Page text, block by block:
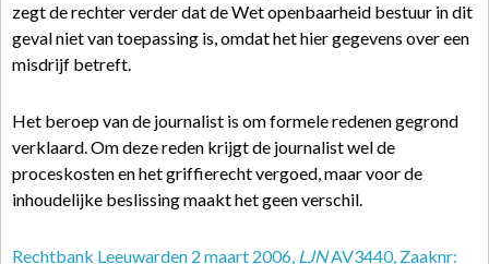
zegt de rechter verder dat de Wet openbaarheid bestuur in dit
geval niet van toepassing is, omdat het hier gegevens over een
misdrijf betreft.
Het beroep van de journalist is om formele redenen gegrond
verklaard. Om deze reden krijgt de journalist wel de
proceskosten en het griffierecht vergoed, maar voor de
inhoudelijke beslissing maakt het geen verschil.
Rechtbank Leeuwarden 2 maart 2006, LJNAV3440, Zaaknr: